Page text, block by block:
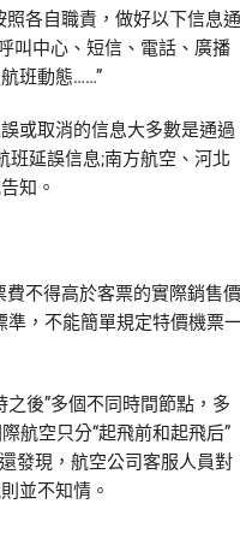
各自職責，做好以下信息通
叫中心、短信、電話、廣播
班動態……”
或取消的信息大多數是通過
班延誤信息;南方航空、河北
知。
不得高於客票的實際銷售價
準，不能簡單規定特價機票
後”多個不同時間節點，多
航空只分“起飛前和起飛后”
發現，航空公司客服人員對
並不知情。